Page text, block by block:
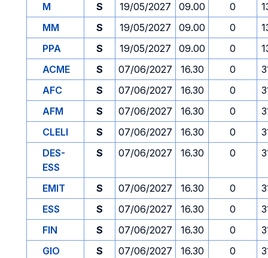
M
S 19/05/2027 09.00 0
MM
S 19/05/2027 09.00 0
PPA
S 19/05/2027 09.00 0
ACME
S 07/06/2027 16.30 0
AFC
S 07/06/2027 16.30 0
AFM
S 07/06/2027 16.30 0
CLELI
S 07/06/2027 16.30 0
DES-
ESS
S 07/06/2027 16.30 0
EMIT S 07/06/2027 16.30 0
ESS
S 07/06/2027 16.30 0
FIN
S 07/06/2027 16.30 0
GIO
S 07/06/2027 16.30 0